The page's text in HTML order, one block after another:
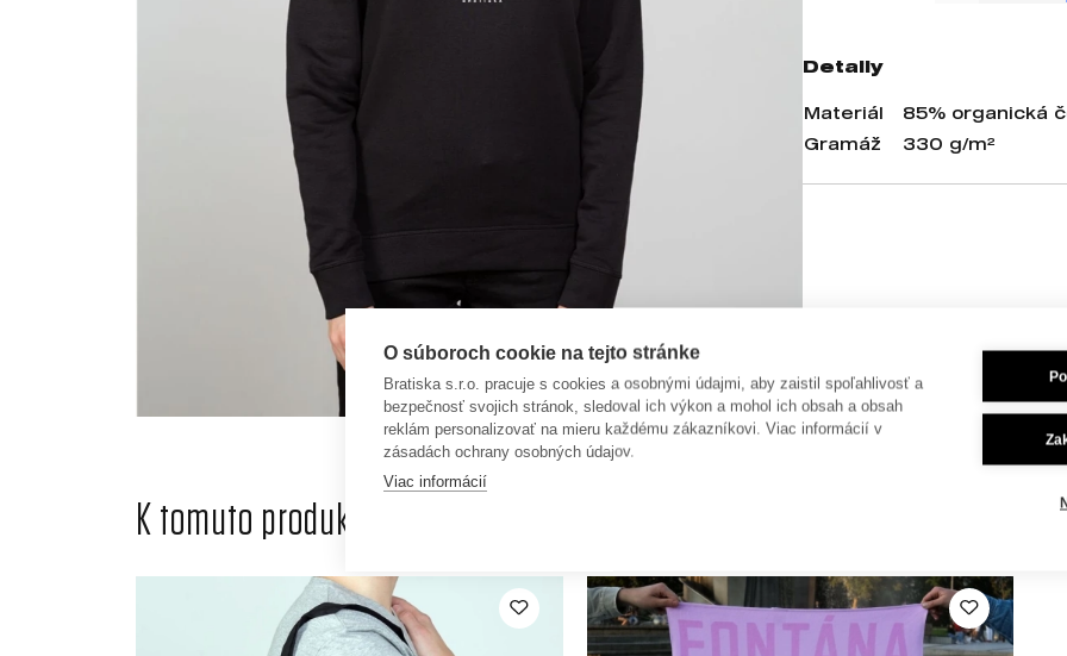
Detaily
Materiál
85% organická
Gramáž
330 g/m²
K tomuto produktu odporúčame dokúpiť aj
O súboroch cookie na tejto stránke
Bratiska s.r.o. pracuje s cookies a osobnými údajmi, aby zaistil spoľahlivosť a
bezpečnosť svojich stránok, sledoval ich výkon a mohol ich obsah a obsah
reklám personalizovať na mieru každému zákazníkovi. Viac informácií v
zásadách ochrany osobných údajov.
Viac informácií